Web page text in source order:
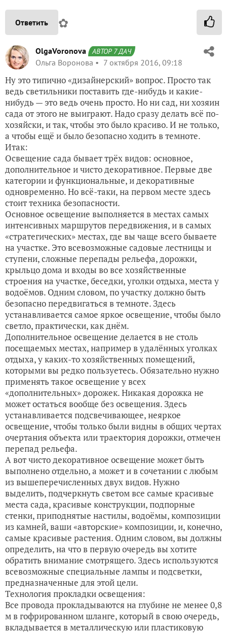
Ответить ✿
OlgaVoronova АВТОР 7 ДАЧ
Ольга Воронова 7 октября 2016, 09:18
Ну это типично «дизайнерский» вопрос. Просто так
ведь светильники поставить где-нибудь и какие-
нибудь — это ведь очень просто. Но ни сад, ни хозяин
сада от этого не выиграют. Надо сразу делать всё по-
хозяйски, и так, чтобы это было красиво. И не только,
а чтобы ещё и было безопасно ходить в темноте.
Итак:
Освещение сада бывает трёх видов: основное,
дополнительное и чисто декоративное. Первые две
категории и функциональные, и декоративные
одновременно. Но всё-таки, на первом месте здесь
стоит техника безопасности.
Основное освещение выполняется в местах самых
интенсивных маршрутов передвижения, и в самых
«стратегических» местах, где вы чаще всего бываете
на участке. Это всевозможные садовые лестницы и
ступени, сложные перепады рельефа, дорожки,
крыльцо дома и входы во все хозяйственные
строения на участке, беседки, уголки отдыха, места у
водоёмов. Одним словом, по участку должно быть
безопасно передвигаться в темноте. Здесь
устанавливается самое яркое освещение, чтобы было
светло, практически, как днём.
Дополнительное освещение делается в не столь
посещаемых местах, например в удалённых уголках
отдыха, у каких-то хозяйственных помещений,
которыми вы редко пользуетесь. Обязательно нужно
применять такое освещение у всех
«дополнительных» дорожек. Никакая дорожка не
может остаться вообще без освещения. Здесь
устанавливается подсвечивающее, неяркое
освещение, чтобы только были видны в общих чертах
очертания объекта или траектория дорожки, отмечен
перепад рельефа.
А вот чисто декоративное освещение может быть
выполнено отдельно, а может и в сочетании с любым
из вышеперечисленных двух видов. Нужно
выделить, подчеркнуть светом все самые красивые
места сада, красивые конструкции, подпорные
стенки, приподнятые настилы, водоёмы, композиции
из камней, ваши «авторские» композиции, и, конечно,
самые красивые растения. Одним словом, вы должны
определить, на что в первую очередь вы хотите
обратить внимание смотрящего. Здесь используются
всевозможные специальные лампы и подсветки,
предназначенные для этой цели.
Технология прокладки освещения:
Все провода прокладываются на глубине не менее 0,8
м в гофрированном шланге, который в свою очередь,
вкладывается в металлическую или пластиковую